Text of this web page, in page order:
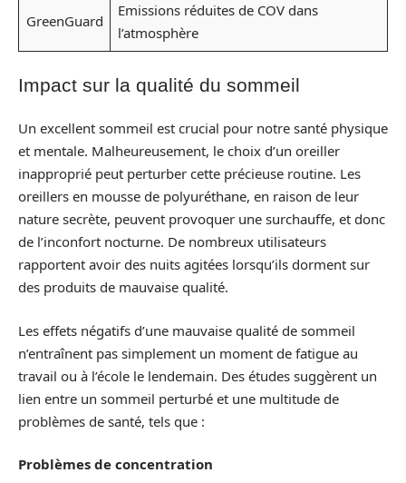
GreenGuard
Emissions réduites de COV dans
l’atmosphère
Impact sur la qualité du sommeil
Un excellent sommeil est crucial pour notre santé physique
et mentale. Malheureusement, le choix d’un oreiller
inapproprié peut perturber cette précieuse routine. Les
oreillers en mousse de polyuréthane, en raison de leur
nature secrète, peuvent provoquer une surchauffe, et donc
de l’inconfort nocturne. De nombreux utilisateurs
rapportent avoir des nuits agitées lorsqu’ils dorment sur
des produits de mauvaise qualité.
Les effets négatifs d’une mauvaise qualité de sommeil
n’entraînent pas simplement un moment de fatigue au
travail ou à l’école le lendemain. Des études suggèrent un
lien entre un sommeil perturbé et une multitude de
problèmes de santé, tels que :
Problèmes de concentration